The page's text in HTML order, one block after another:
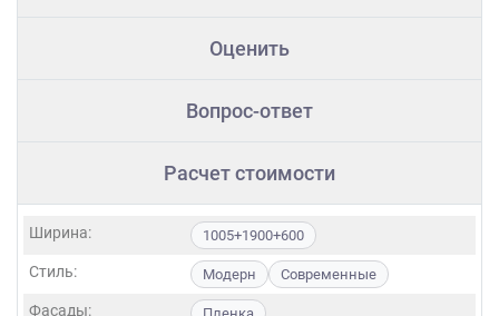
Оценить
Вопрос-ответ
Расчет стоимости
Ширина: 1005+1900+600
Стиль: Модерн Современные
Фасады: